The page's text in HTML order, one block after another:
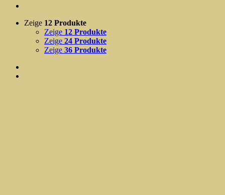
Zeige 12 Produkte
Zeige 12 Produkte
Zeige 24 Produkte
Zeige 36 Produkte